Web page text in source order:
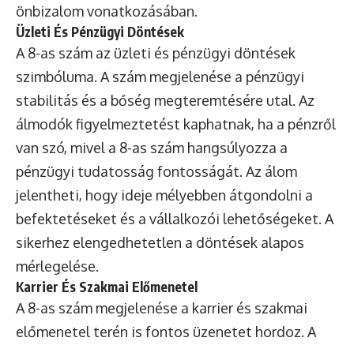
önbizalom vonatkozásában.
Üzleti És Pénzügyi Döntések
A 8-as szám az üzleti és pénzügyi döntések
szimbóluma. A szám megjelenése a pénzügyi
stabilitás és a bőség megteremtésére utal. Az
álmodók figyelmeztetést kaphatnak, ha a pénzről
van szó, mivel a 8-as szám hangsúlyozza a
pénzügyi tudatosság fontosságát. Az álom
jelentheti, hogy ideje mélyebben átgondolni a
befektetéseket és a vállalkozói lehetőségeket. A
sikerhez elengedhetetlen a döntések alapos
mérlegelése.
Karrier És Szakmai Előmenetel
A 8-as szám megjelenése a karrier és szakmai
előmenetel terén is fontos üzenetet hordoz. A